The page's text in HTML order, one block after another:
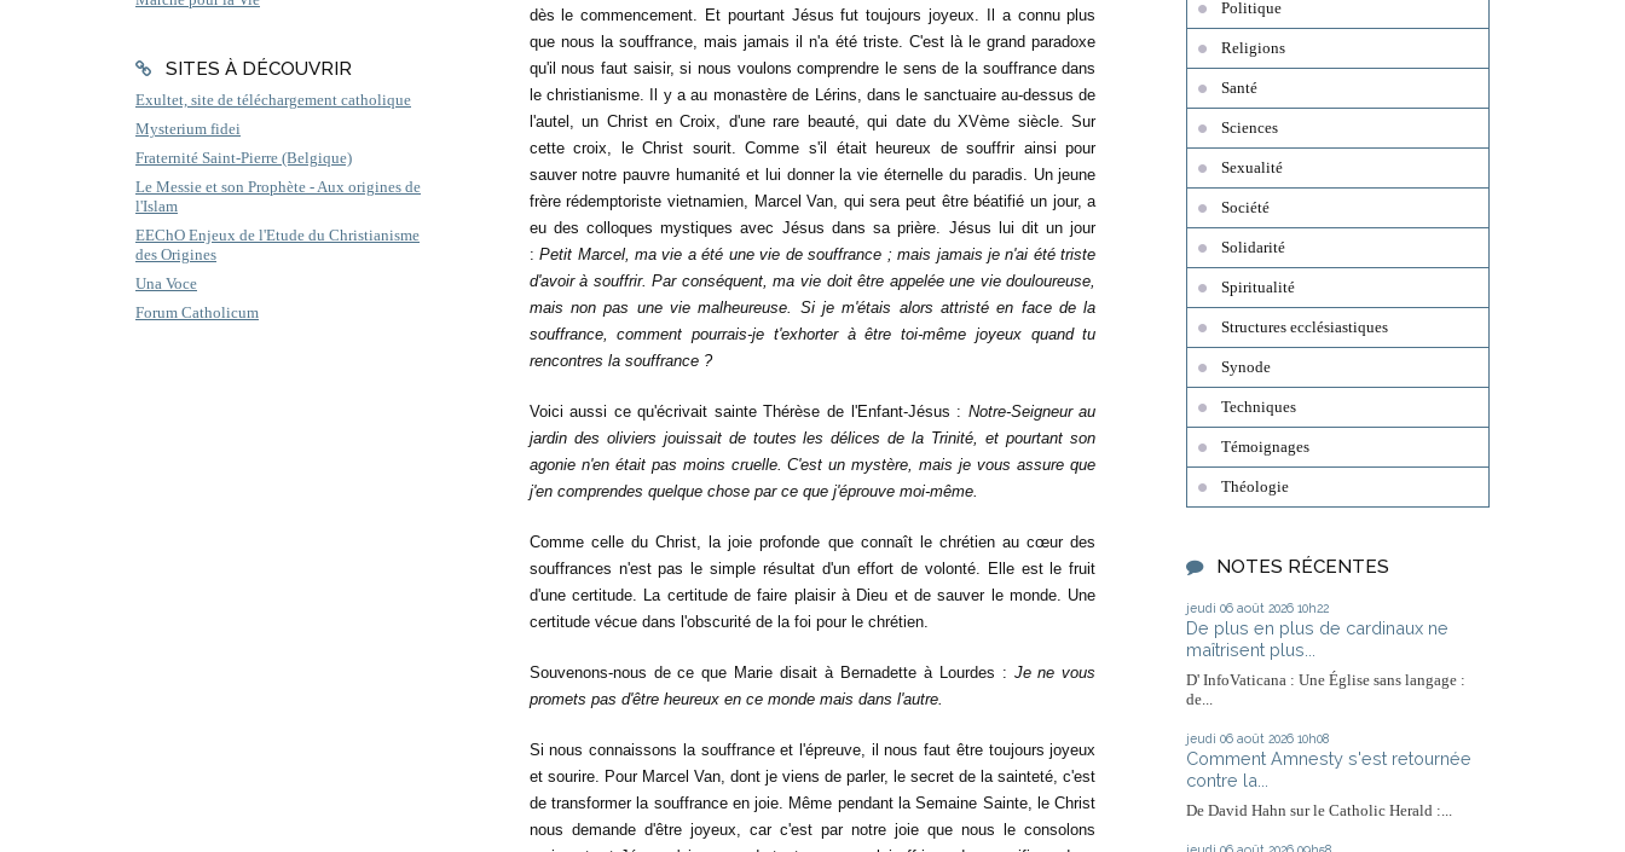
SITES À DÉCOUVRIR
Exultet, site de téléchargement catholique
Mysterium fidei
Fraternité Saint-Pierre (Belgique)
Le Messie et son Prophète - Aux origines de
l'Islam
EEChO Enjeux de l'Etude du Christianisme
des Origines
Una Voce
Forum Catholicum
dès le commencement. Et pourtant Jésus fut toujours joyeux. Il a connu plus
que nous la souffrance, mais jamais il n'a été triste. C'est là le grand paradoxe
qu'il nous faut saisir, si nous voulons comprendre le sens de la souffrance dans
le christianisme. Il y a au monastère de Lérins, dans le sanctuaire au-dessus de
l'autel, un Christ en Croix, d'une rare beauté, qui date du XVème siècle. Sur
cette croix, le Christ sourit. Comme s'il était heureux de souffrir ainsi pour
sauver notre pauvre humanité et lui donner la vie éternelle du paradis. Un jeune
frère rédemptoriste vietnamien, Marcel Van, qui sera peut être béatifié un jour, a
eu des colloques mystiques avec Jésus dans sa prière. Jésus lui dit un jour
:Petit Marcel, ma vie a été une vie de souffrance ; mais jamais je n'ai été triste
d'avoir à souffrir. Par conséquent, ma vie doit être appelée une vie douloureuse,
mais non pas une vie malheureuse. Si je m'étais alors attristé en face de la
souffrance, comment pourrais-je t'exhorter à être toi-même joyeux quand tu
rencontres la souffrance ?
Voici aussi ce qu'écrivait sainte Thérèse de l'Enfant-Jésus : Notre-Seigneur au
jardin des oliviers jouissait de toutes les délices de la Trinité, et pourtant son
agonie n'en était pas moins cruelle. C'est un mystère, mais je vous assure que
j'en comprendes quelque chose par ce que j'éprouve moi-même.
Comme celle du Christ, la joie profonde que connaît le chrétien au cœur des
souffrances n'est pas le simple résultat d'un effort de volonté. Elle est le fruit
d'une certitude. La certitude de faire plaisir à Dieu et de sauver le monde. Une
certitude vécue dans l'obscurité de la foi pour le chrétien.
Souvenons-nous de ce que Marie disait à Bernadette à Lourdes : Je ne vous
promets pas d'être heureux en ce monde mais dans l'autre.
Si nous connaissons la souffrance et l'épreuve, il nous faut être toujours joyeux
et sourire. Pour Marcel Van, dont je viens de parler, le secret de la sainteté, c'est
de transformer la souffrance en joie. Même pendant la Semaine Sainte, le Christ
nous demande d'être joyeux, car c'est par notre joie que nous le consolons
Politique
Religions
Santé
Sciences
Sexualité
Société
Solidarité
Spiritualité
Structures ecclésiastiques
Synode
Techniques
Témoignages
Théologie
NOTES RÉCENTES
jeudi 06 août 2026 10h22
De plus en plus de cardinaux ne
maîtrisent plus...
D' InfoVaticana : Une Église sans langage :
de...
jeudi 06 août 2026 10h08
Comment Amnesty s'est retournée
contre la...
De David Hahn sur le Catholic Herald :...